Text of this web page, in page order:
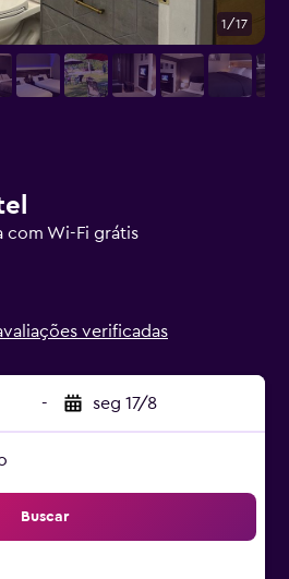
com Wi-Fi grátis
verificadas
- seg 17/8
Buscar
1/17